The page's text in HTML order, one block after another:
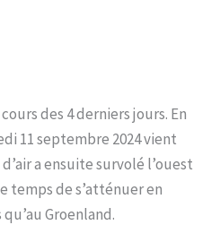
des 4 derniers jours. En
11 septembre 2024 vient
a ensuite survolé l’ouest
temps de s’atténuer en
Groenland.